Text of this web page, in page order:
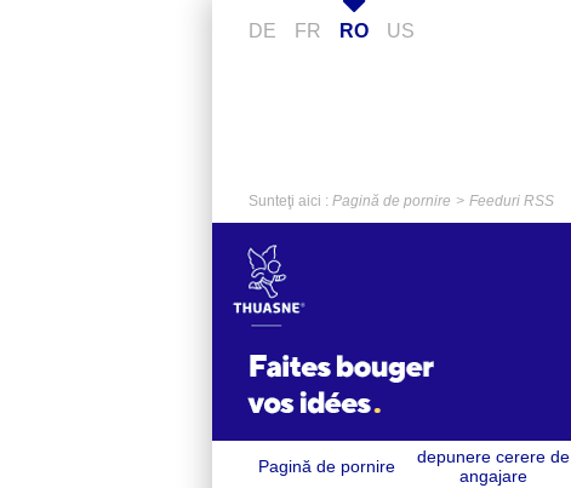
DE FR RO US
Sunteţi aici : Pagină de pornire Feeduri RSS
Pagină de pornire
depunere cerere de
angajare